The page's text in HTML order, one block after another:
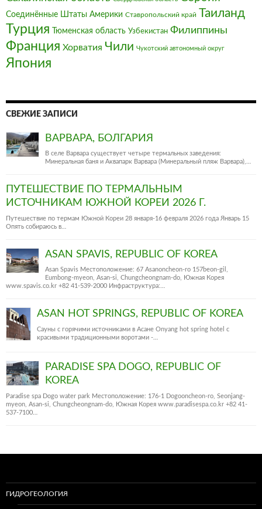
Соединённые Штаты Америки Ставропольский край Таиланд
Турция Тюменская область Узбекистан Филиппины
Франция‎ Хорватия Чили Чукотский автономный округ
Япония
СВЕЖИЕ ЗАПИСИ
ВАРВАРА, БОЛГАРИЯ
В селе Варвара существует четыре термальных заведения:
Минеральная баня и Аквапарк Варвара (Минеральный пляж Варвара),…
ПУТЕШЕСТВИЕ ПО ТЕРМАЛЬНЫМ
ИСТОЧНИКАМ ЮЖНОЙ КОРЕИ 2026 Г.
Путешествие по термам Южной Кореи 28 января-16 февраля 2026 года Январь 15
Опять собираюсь в…
ASAN SPAVIS, REPUBLIC OF KOREA
Asan Spavis Местоположение: 67 Asanoncheon-ro 157beon-gil,
Eumbong-myeon, Asan-si, Chungcheongnam-do, Южная Корея
www.spavis.co.kr +82 41-539-2000 Инфраструктура:…
ASAN HOT SPRINGS, REPUBLIC OF KOREA
Сауны с горячими источниками в Асане Onyang hot spring hotel c
красивыми традиционными воротами -…
PARADISE SPA DOGO, REPUBLIC OF
KOREA
Paradise spa Dogo water park Местоположение: 176-1 Dogooncheon-ro, Seonjang-
myeon, Asan-si, Chungcheongnam-do, Южная Корея www.paradisespa.co.kr +82 41-
537-7100…
ГИДРОГЕОЛОГИЯ